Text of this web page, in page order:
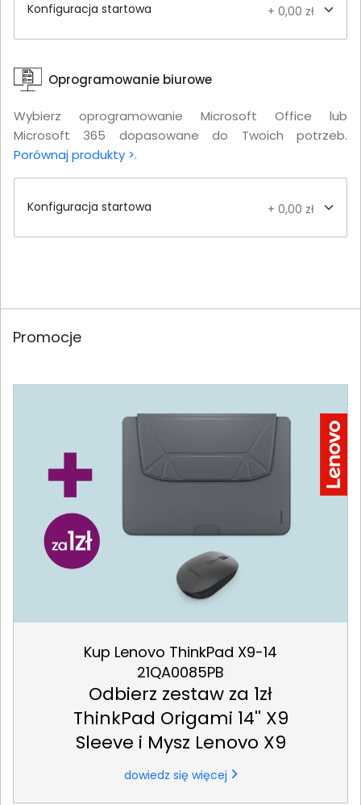
Konfiguracja startowa + 0,00 zł
Oprogramowanie biurowe
Wybierz oprogramowanie Microsoft Office lub
Microsoft 365 dopasowane do Twoich potrzeb.
Porównaj produkty >.
Konfiguracja startowa + 0,00 zł
Promocje
Kup Lenovo ThinkPad X9-14
21QA0085PB
Odbierz zestaw za 1zł
ThinkPad Origami 14'' X9
Sleeve i Mysz Lenovo X9
dowiedz się więcej